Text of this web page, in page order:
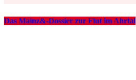
Das Mainz&-Dossier zur Flut im Ahrtal